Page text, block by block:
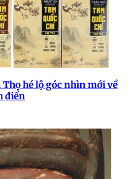
Thọ hé lộ góc nhìn mới về
điển